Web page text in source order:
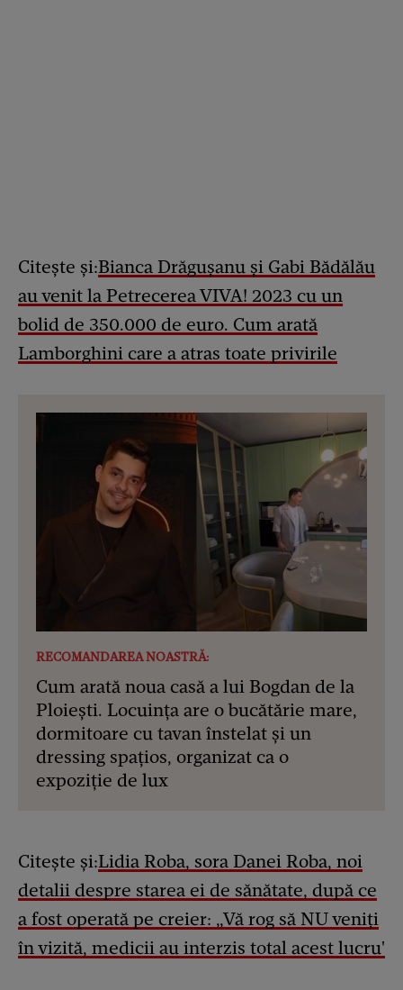
Citește și:Bianca Drăgușanu și Gabi Bădălău
au venit la Petrecerea VIVA! 2023 cu un
bolid de 350.000 de euro. Cum arată
Lamborghini care a atras toate privirile
RECOMANDAREA NOASTRĂ:
Cum arată noua casă a lui Bogdan de la
Ploiești. Locuința are o bucătărie mare,
dormitoare cu tavan înstelat și un
dressing spațios, organizat ca o
expoziție de lux
Citește și:Lidia Roba, sora Danei Roba, noi
detalii despre starea ei de sănătate, după ce
a fost operată pe creier: „Vă rog să NU veniți
în vizită, medicii au interzis total acest lucru'